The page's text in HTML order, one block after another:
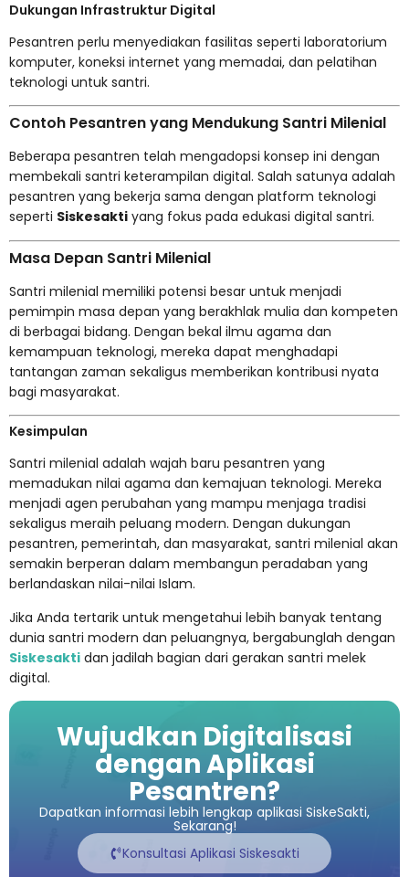
Dukungan Infrastruktur Digital
Pesantren perlu menyediakan fasilitas seperti laboratorium
komputer, koneksi internet yang memadai, dan pelatihan
teknologi untuk santri.
Contoh Pesantren yang Mendukung Santri Milenial
Beberapa pesantren telah mengadopsi konsep ini dengan
membekali santri keterampilan digital. Salah satunya adalah
pesantren yang bekerja sama dengan platform teknologi
seperti Siskesakti yang fokus pada edukasi digital santri.
Masa Depan Santri Milenial
Santri milenial memiliki potensi besar untuk menjadi
pemimpin masa depan yang berakhlak mulia dan kompeten
di berbagai bidang. Dengan bekal ilmu agama dan
kemampuan teknologi, mereka dapat menghadapi
tantangan zaman sekaligus memberikan kontribusi nyata
bagi masyarakat.
Kesimpulan
Santri milenial adalah wajah baru pesantren yang
memadukan nilai agama dan kemajuan teknologi. Mereka
menjadi agen perubahan yang mampu menjaga tradisi
sekaligus meraih peluang modern. Dengan dukungan
pesantren, pemerintah, dan masyarakat, santri milenial akan
semakin berperan dalam membangun peradaban yang
berlandaskan nilai-nilai Islam.
Jika Anda tertarik untuk mengetahui lebih banyak tentang
dunia santri modern dan peluangnya, bergabunglah dengan
Siskesakti dan jadilah bagian dari gerakan santri melek
digital.
Wujudkan Digitalisasi
dengan Aplikasi
Pesantren?
Dapatkan informasi lebih lengkap aplikasi SiskeSakti,
Sekarang!
Konsultasi Aplikasi Siskesakti